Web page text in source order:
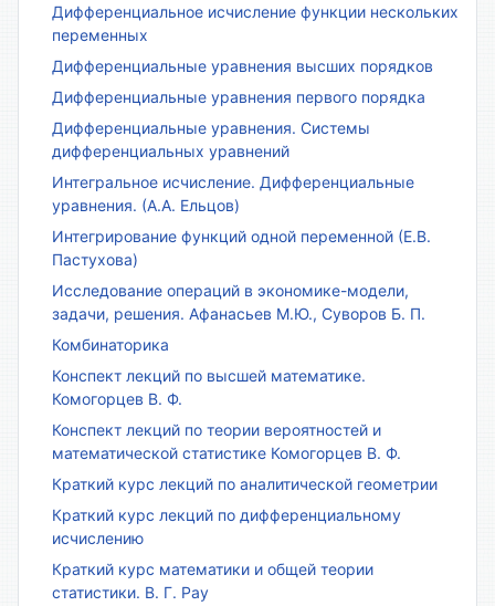
Дифференциальное исчисление функции нескольких
переменных
Дифференциальные уравнения высших порядков
Дифференциальные уравнения первого порядка
Дифференциальные уравнения. Системы
дифференциальных уравнений
Интегральное исчисление. Дифференциальные
уравнения. (А.А. Ельцов)
Интегрирование функций одной переменной (Е.В.
Пастухова)
Исследование операций в экономике-модели,
задачи, решения. Афанасьев М.Ю., Суворов Б. П.
Комбинаторика
Конспект лекций по высшей математике.
Комогорцев В. Ф.
Конспект лекций по теории вероятностей и
математической статистике Комогорцев В. Ф.
Краткий курс лекций по аналитической геометрии
Краткий курс лекций по дифференциальному
исчислению
Краткий курс математики и общей теории
статистики. В. Г. Рау